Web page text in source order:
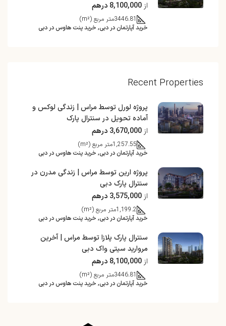
از 8,100,000 درهم
3446.81متر مربع (m²)
خرید آپارتمان در دبی, خرید پنت هاوس در دبی
Recent Properties
پروژه لورل توسط مراس | زندگی لوکس و
آماده تحویل در سنترال پارک
از 3,670,000 درهم
1,257.55متر مربع (m²)
خرید آپارتمان در دبی, خرید پنت هاوس در دبی
پروژه ارین توسط مراس | زندگی مدرن در
سنترال پارک دبی
از 3,575,000 درهم
1,199.2متر مربع (m²)
خرید آپارتمان در دبی, خرید پنت هاوس در دبی
سنترال پارک پلازا توسط مراس | آخرین
مروارید سیتی واک دبی
از 8,100,000 درهم
3446.81متر مربع (m²)
خرید آپارتمان در دبی, خرید پنت هاوس در دبی